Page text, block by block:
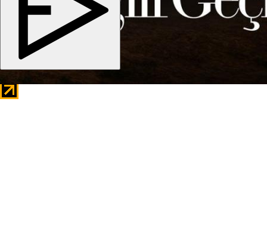
Copyright © 2026